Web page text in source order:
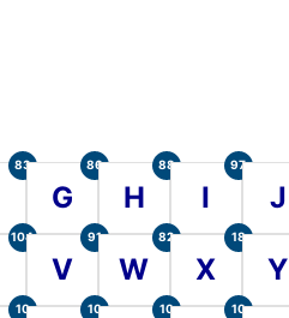
83
G
86
H
88
I
97
J
104
V
91
W
82
X
18
Y
10 10 10 10